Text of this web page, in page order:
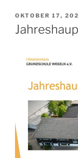
AM
OKTOBER 17,